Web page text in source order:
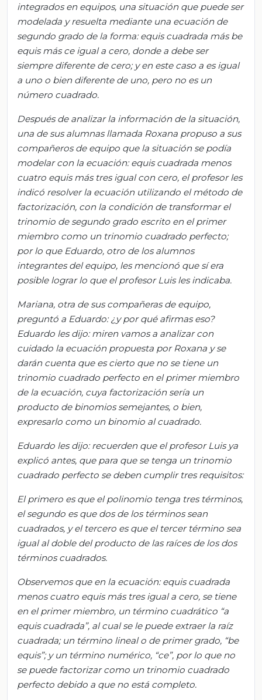
integrados en equipos, una situación que puede ser
modelada y resuelta mediante una ecuación de
segundo grado de la forma: equis cuadrada más be
equis más ce igual a cero, donde a debe ser
siempre diferente de cero; y en este caso a es igual
a uno o bien diferente de uno, pero no es un
número cuadrado.
Después de analizar la información de la situación,
una de sus alumnas llamada Roxana propuso a sus
compañeros de equipo que la situación se podía
modelar con la ecuación: equis cuadrada menos
cuatro equis más tres igual con cero, el profesor les
indicó resolver la ecuación utilizando el método de
factorización, con la condición de transformar el
trinomio de segundo grado escrito en el primer
miembro como un trinomio cuadrado perfecto;
por lo que Eduardo, otro de los alumnos
integrantes del equipo, les mencionó que sí era
posible lograr lo que el profesor Luis les indicaba.
Mariana, otra de sus compañeras de equipo,
preguntó a Eduardo: ¿y por qué afirmas eso?
Eduardo les dijo: miren vamos a analizar con
cuidado la ecuación propuesta por Roxana y se
darán cuenta que es cierto que no se tiene un
trinomio cuadrado perfecto en el primer miembro
de la ecuación, cuya factorización sería un
producto de binomios semejantes, o bien,
expresarlo como un binomio al cuadrado.
Eduardo les dijo: recuerden que el profesor Luis ya
explicó antes, que para que se tenga un trinomio
cuadrado perfecto se deben cumplir tres requisitos:
El primero es que el polinomio tenga tres términos,
el segundo es que dos de los términos sean
cuadrados, y el tercero es que el tercer término sea
igual al doble del producto de las raíces de los dos
términos cuadrados.
Observemos que en la ecuación: equis cuadrada
menos cuatro equis más tres igual a cero, se tiene
en el primer miembro, un término cuadrático “a
equis cuadrada”, al cual se le puede extraer la raíz
cuadrada; un término lineal o de primer grado, “be
equis”; y un término numérico, “ce”, por lo que no
se puede factorizar como un trinomio cuadrado
perfecto debido a que no está completo.